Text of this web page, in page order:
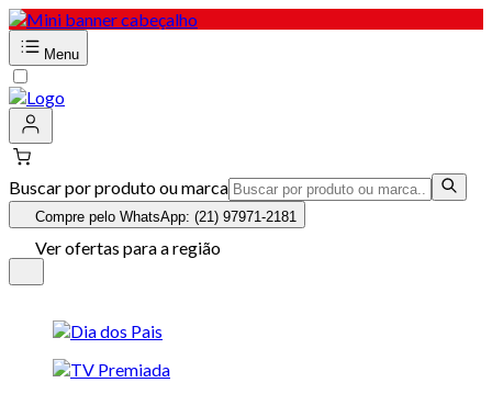
Menu
Buscar por produto ou marca
Compre pelo WhatsApp: (21) 97971-2181
Ver ofertas para a região